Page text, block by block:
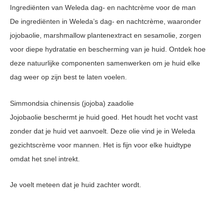
Ingrediënten van Weleda dag- en nachtcrème voor de man
De ingrediënten in Weleda’s dag- en nachtcrème, waaronder
jojobaolie, marshmallow plantenextract en sesamolie, zorgen
voor diepe hydratatie en bescherming van je huid. Ontdek hoe
deze natuurlijke componenten samenwerken om je huid elke
dag weer op zijn best te laten voelen.
Simmondsia chinensis (jojoba) zaadolie
Jojobaolie beschermt je huid goed. Het houdt het vocht vast
zonder dat je huid vet aanvoelt. Deze olie vind je in Weleda
gezichtscrème voor mannen. Het is fijn voor elke huidtype
omdat het snel intrekt.
Je voelt meteen dat je huid zachter wordt.